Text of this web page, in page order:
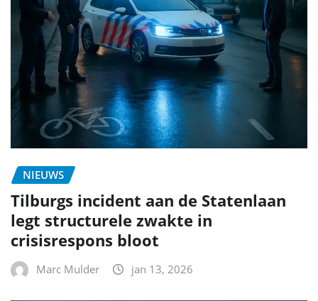
NIEUWS
Tilburgs incident aan de Statenlaan
legt structurele zwakte in
crisisrespons bloot
Marc Mulder jan 13, 2026